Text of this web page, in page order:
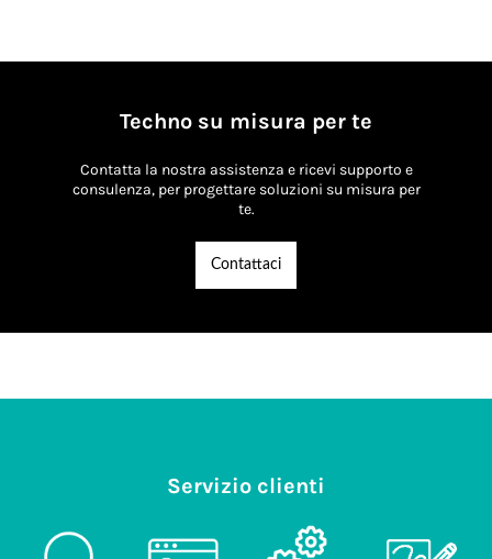
Techno su misura per te
Contatta la nostra assistenza e ricevi supporto e
consulenza, per progettare soluzioni su misura per
te.
Contattaci
Servizio clienti